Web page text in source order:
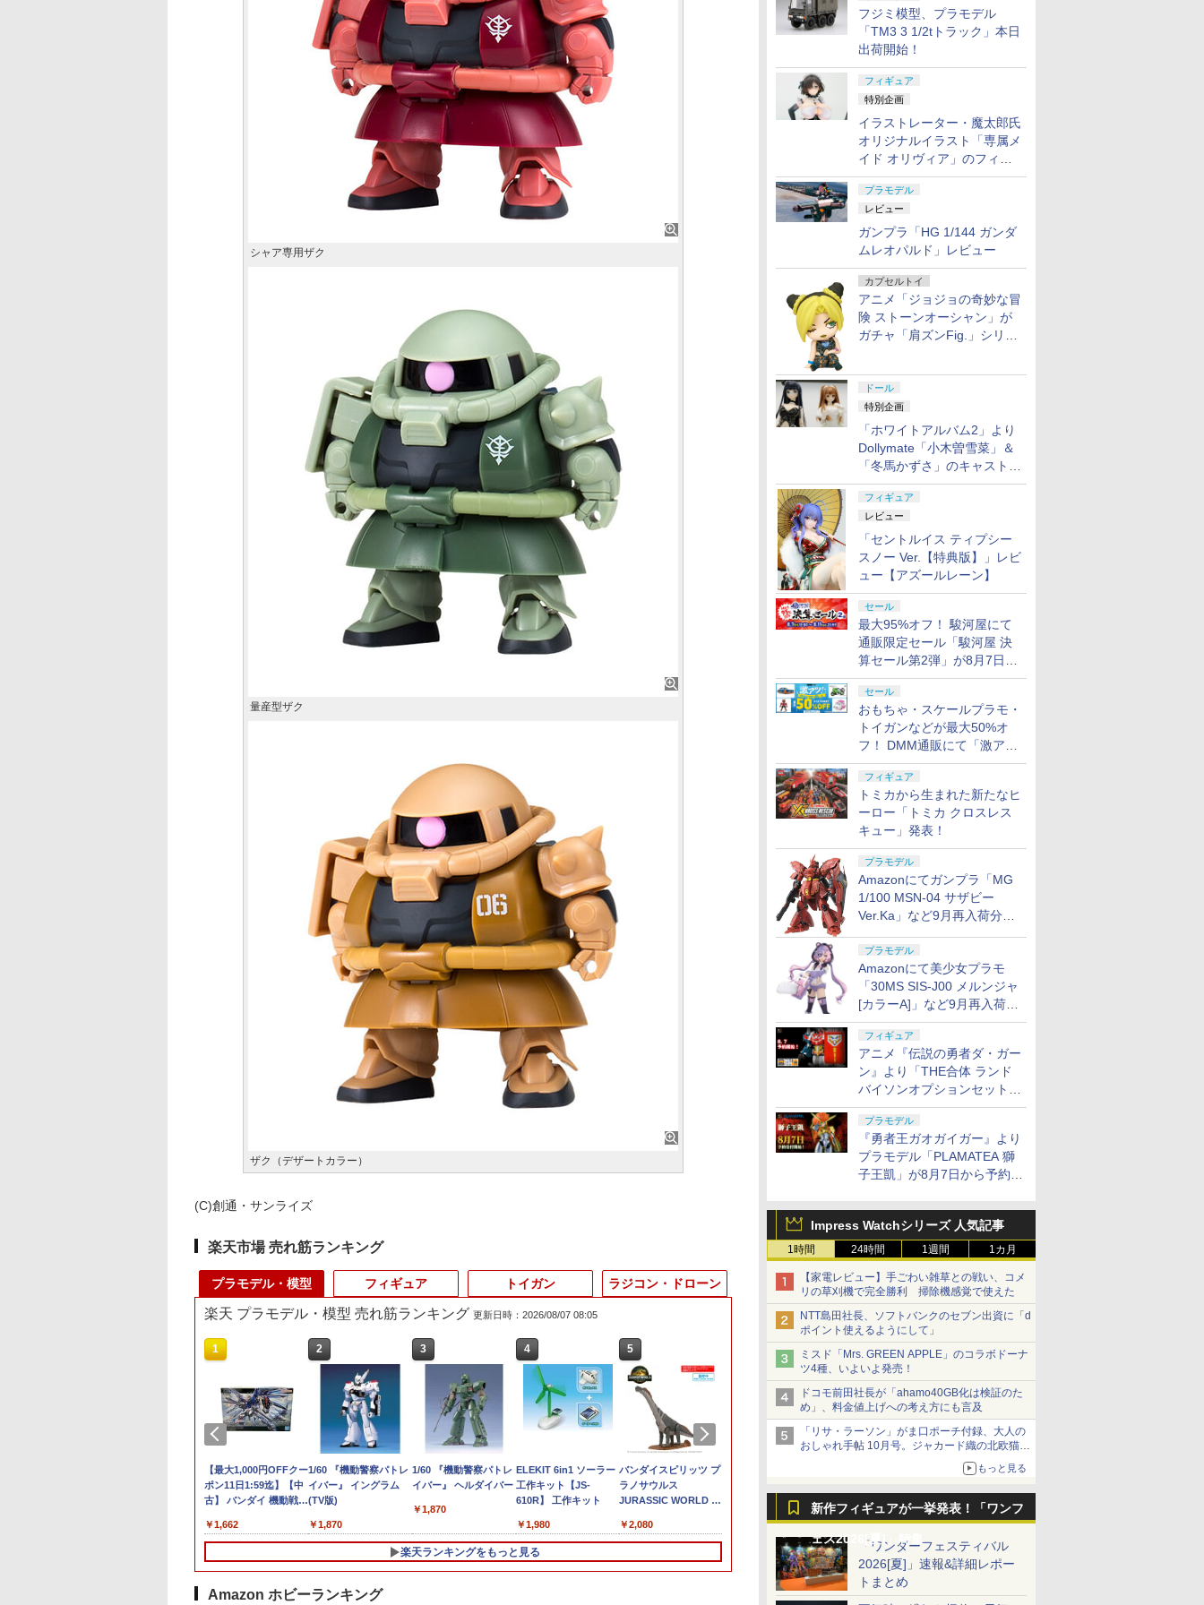
フジミ模型、プラモデル
「TM3 3 1/2tトラック」本日
出荷開始！
フィギュア
特別企画
イラストレーター・魔太郎氏
オリジナルイラスト「専属メ
イド オリヴィア」のフィギ
ュア彩色原型が東京フィギュ
アギャラリーにて展示中
プラモデル
レビュー
ガンプラ「HG 1/144 ガンダ
ムレオパルド」レビュー
カプセルトイ
アニメ「ジョジョの奇妙な冒
険 ストーンオーシャン」が
ガチャ「肩ズンFig.」シリー
ドール
特別企画
「ホワイトアルバム2」より
Dollymate「小木曽雪菜」＆
「冬馬かずさ」のキャストド
ール実物見本が東京フィギュ
アギャラリーにて展示中
フィギュア
レビュー
「セントルイス ティプシー
スノー Ver.【特典版】」レビ
ュー【アズールレーン】
セール
最大95%オフ！ 駿河屋にて
通販限定セール「駿河屋 決
算セール第2弾」が8月7日12
時より開催
セール
おもちゃ・スケールプラモ・
トイガンなどが最大50%オ
フ！ DMM通販にて「激ア
ツ！おもちゃ・ホビー夏セー
ル」が開催
フィギュア
トミカから生まれた新たなヒ
ーロー「トミカ クロスレス
キュー」発表！
プラモデル
Amazonにてガンプラ「MG
1/100 MSN-04 サザビー
Ver.Ka」など9月再入荷分が
プラモデル
Amazonにて美少女プラモ
「30MS SIS-J00 メルンジャ
[カラーA]」など9月再入荷分
が販売再開！
フィギュア
アニメ『伝説の勇者ダ・ガー
ン』より「THE合体 ランド
バイソンオプションセット」
が8月7日から予約受付開始！
プラモデル
『勇者王ガオガイガー』より
プラモデル「PLAMATEA 獅
子王凱」が8月7日から予約受
Impress Watchシリーズ 人気記事
1時間 24時間 1週間 1カ月
【家電レビュー】手ごわい雑草との戦い、コメ
リの草刈機で完全勝利 掃除機感覚で使えた
NTT島田社長、ソフトバンクのセブン出資に「d
ポイント使えるようにして」
ミスド「Mrs. GREEN APPLE」のコラボドーナ
ツ4種、いよいよ発売！
ドコモ前田社長が「ahamo40GB化は検証のた
め」、料金値上げへの考え方にも言及
「リサ・ラーソン」がま口ポーチ付録、大人の
おしゃれ手帖 10月号。ジャカード織の北欧猫デ
もっと見る
新作フィギュアが一挙発表！「ワンフ
ェス2026[夏]」特集「ワンダーフェスティバル
2026[夏]」速報&詳細レポー
トまとめ
シャア専用ザク
量産型ザク
ザク（デザートカラー）
(C)創通・サンライズ
楽天市場 売れ筋ランキング
プラモデル・模型
楽天 プラモデル・模型 売れ筋ランキング 更新日時：2026/08/07 08:05
1
【最大1,000円OFFクー
ポン11日1:59迄】【中
古】 バンダイ 機動戦士
FREEDOM HG 1/144
ライジングフリーダム
ガンダム プラモデル ガ
￥1,662
2
1/60 『機動警察パトレ
イバー』 イングラム
(TV版)
￥1,870
3
1/60 『機動警察パトレ
イバー』 ヘルダイバー
￥1,870
4
ELEKIT 6in1 ソーラー
工作キット【JS-
610R】 工作キット
￥1,980
5
バンダイスピリッツ プ
ラノサウルス
JURASSIC WORLD テ
済みプラモデル
￥2,080
JURASSIC WORLD T-
レックス 色分け済みプ
￥2,080
7
スペシャル
￥2,090
8
BANDAI SPIRITS(バン
アイドルマスター シャ
イニーカラーズ 小宮果
ル
￥2,200
楽天ランキングをもっと見る
フィギュア トイガン ラジコン・ドローン
Amazon ホビーランキング